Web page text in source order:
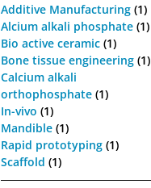
Additive Manufacturing (1)
Alcium alkali phosphate (1)
Bio active ceramic (1)
Bone tissue engineering (1)
Calcium alkali
orthophosphate (1)
In-vivo (1)
Mandible (1)
Rapid prototyping (1)
Scaffold (1)